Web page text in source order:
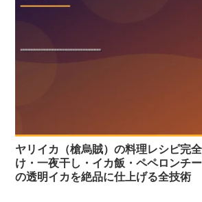
ヤリイカ（槍烏賊）の料理レシピ完
け・一夜干し・イカ飯・ペペロンチ
の透明イカを絶品に仕上げる全技術